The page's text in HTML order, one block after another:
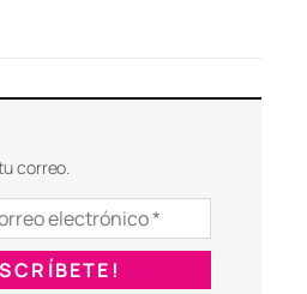
correo.